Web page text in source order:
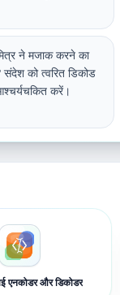
ने मजाक करने का
संदेश को त्वरित डिकोड
करें।
एनकोडर और डिकोडर